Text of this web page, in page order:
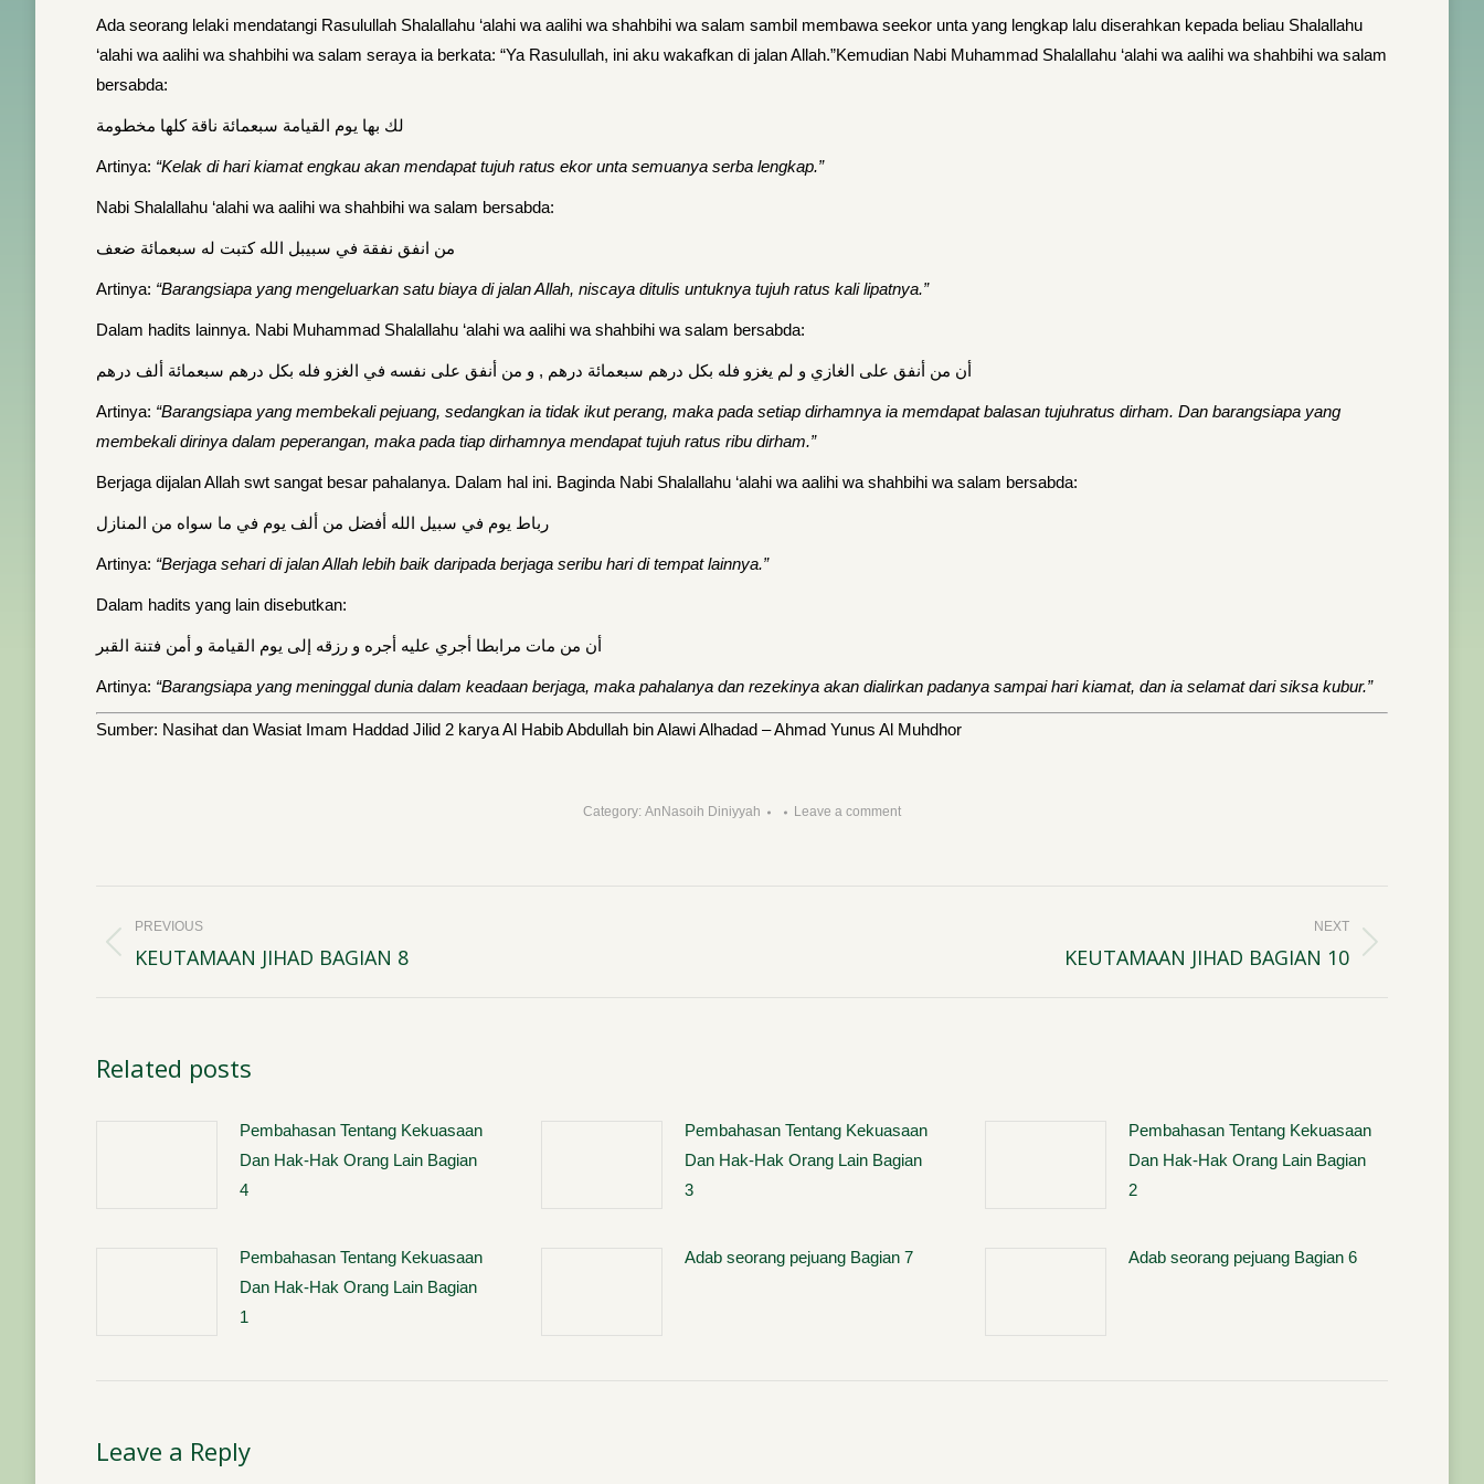
Ada seorang lelaki mendatangi Rasulullah Shalallahu ‘alahi wa aalihi wa shahbihi wa salam sambil membawa seekor unta yang lengkap lalu diserahkan kepada beliau Shalallahu
‘alahi wa aalihi wa shahbihi wa salam seraya ia berkata: “Ya Rasulullah, ini aku wakafkan di jalan Allah.”Kemudian Nabi Muhammad Shalallahu ‘alahi wa aalihi wa shahbihi wa salam
bersabda:
لك بها يوم القيامة سبعمائة ناقة كلها مخطومة
Artinya: “Kelak di hari kiamat engkau akan mendapat tujuh ratus ekor unta semuanya serba lengkap.”
Nabi Shalallahu ‘alahi wa aalihi wa shahbihi wa salam bersabda:
من انفق نفقة في سبيبل الله كتبت له سبعمائة ضعف
Artinya: “Barangsiapa yang mengeluarkan satu biaya di jalan Allah, niscaya ditulis untuknya tujuh ratus kali lipatnya.”
Dalam hadits lainnya. Nabi Muhammad Shalallahu ‘alahi wa aalihi wa shahbihi wa salam bersabda:
أن من أنفق على الغازي و لم يغزو فله بكل درهم سبعمائة درهم , و من أنفق على نفسه في الغزو فله بكل درهم سبعمائة ألف درهم
Artinya: “Barangsiapa yang membekali pejuang, sedangkan ia tidak ikut perang, maka pada setiap dirhamnya ia memdapat balasan tujuhratus dirham. Dan barangsiapa yang
membekali dirinya dalam peperangan, maka pada tiap dirhamnya mendapat tujuh ratus ribu dirham.”
Berjaga dijalan Allah swt sangat besar pahalanya. Dalam hal ini. Baginda Nabi Shalallahu ‘alahi wa aalihi wa shahbihi wa salam bersabda:
رباط يوم في سبيل الله أفضل من ألف يوم في ما سواه من المنازل
Artinya: “Berjaga sehari di jalan Allah lebih baik daripada berjaga seribu hari di tempat lainnya.”
Dalam hadits yang lain disebutkan:
أن من مات مرابطا أجري عليه أجره و رزقه إلى يوم القيامة و أمن فتنة القبر
Artinya: “Barangsiapa yang meninggal dunia dalam keadaan berjaga, maka pahalanya dan rezekinya akan dialirkan padanya sampai hari kiamat, dan ia selamat dari siksa kubur.”
Sumber: Nasihat dan Wasiat Imam Haddad Jilid 2 karya Al Habib Abdullah bin Alawi Alhadad – Ahmad Yunus Al Muhdhor
Category: AnNasoih Diniyyah Leave a comment
Post
navigation
PREVIOUS
Previous
KEUTAMAAN JIHAD BAGIAN 8
NEXT
KEUTAMAAN JIHAD BAGIAN 10
Related posts
Pembahasan Tentang Kekuasaan
Dan Hak-Hak Orang Lain Bagian
4
Pembahasan Tentang Kekuasaan
Dan Hak-Hak Orang Lain Bagian
3
Pembahasan Tentang Kekuasaan
Dan Hak-Hak Orang Lain Bagian
2
Pembahasan Tentang Kekuasaan
Dan Hak-Hak Orang Lain Bagian
1
Adab seorang pejuang Bagian 7 Adab seorang pejuang Bagian 6
Leave a Reply